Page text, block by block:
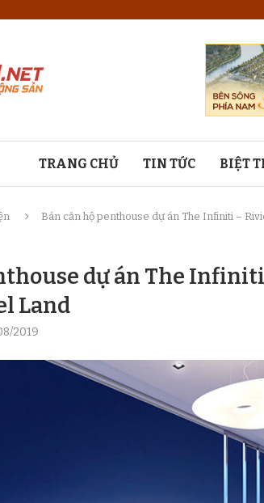
TRANG CHỦ TIN TỨC BIỆT
Bán căn hộ penthouse dự án The Infiniti –
dự án The
Land
2019